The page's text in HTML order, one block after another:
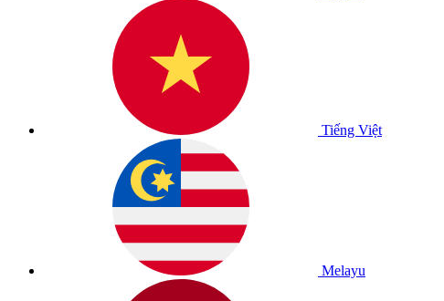
Tiếng Việt
Melayu